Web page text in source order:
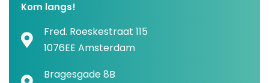
Kom langs!
Fred. Roeskestraat 115
1076EE Amsterdam
Bragesgade 8B